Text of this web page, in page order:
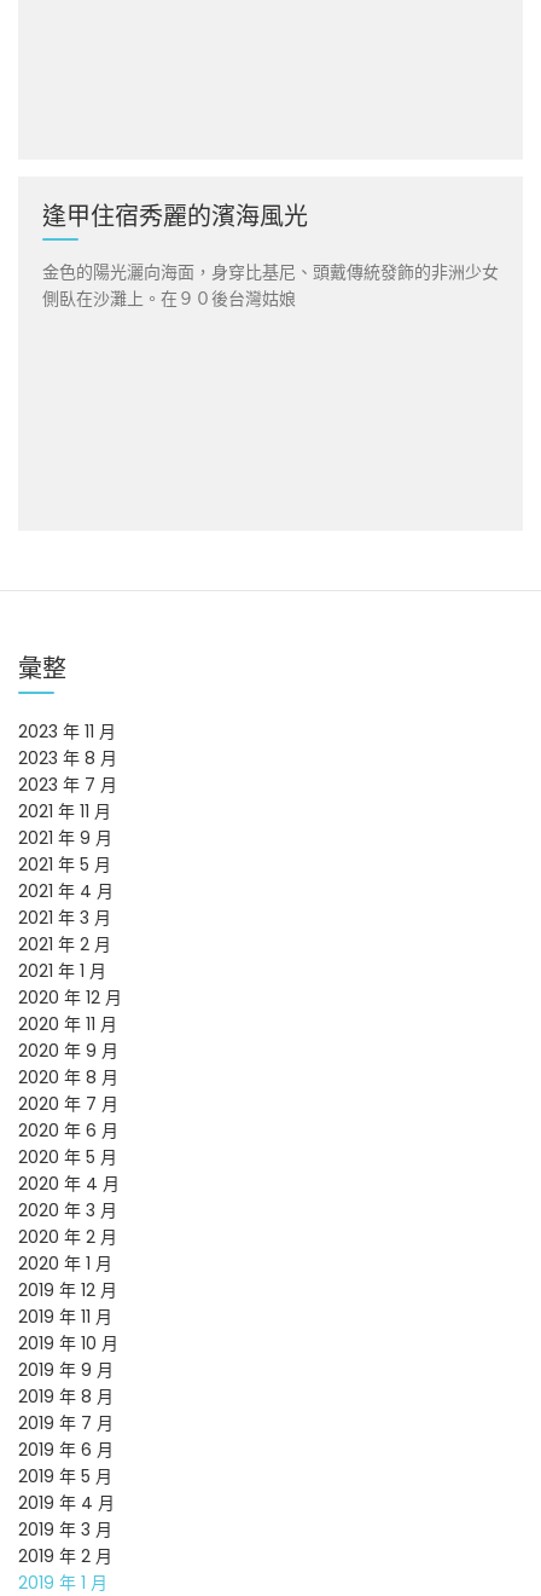
逢甲住宿秀麗的濱海風光
金色的陽光灑向海面，身穿比基尼、頭戴傳統發飾的非洲少女
側臥在沙灘上。在９０後台灣姑娘
彙整
2023 年 11 月
2023 年 8 月
2023 年 7 月
2021 年 11 月
2021 年 9 月
2021 年 5 月
2021 年 4 月
2021 年 3 月
2021 年 2 月
2021 年 1 月
2020 年 12 月
2020 年 11 月
2020 年 9 月
2020 年 8 月
2020 年 7 月
2020 年 6 月
2020 年 5 月
2020 年 4 月
2020 年 3 月
2020 年 2 月
2020 年 1 月
2019 年 12 月
2019 年 11 月
2019 年 10 月
2019 年 9 月
2019 年 8 月
2019 年 7 月
2019 年 6 月
2019 年 5 月
2019 年 4 月
2019 年 3 月
2019 年 2 月
2019 年 1 月